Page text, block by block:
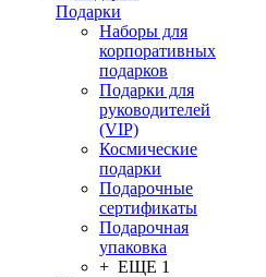
Подарки
Наборы для
корпоративных
подарков
Подарки для
руководителей
(VIP)
Космические
подарки
Подарочные
сертификаты
Подарочная
упаковка
+ ЕЩЕ 1